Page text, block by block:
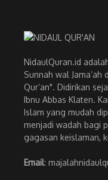
NidaulQuran.id
Sunnah wal
Qur’an". Didirikan
Ibnu Abbas Klaten.
Islam yang mudah
menjadi wadah bagi
gagasan keislaman,
Email: